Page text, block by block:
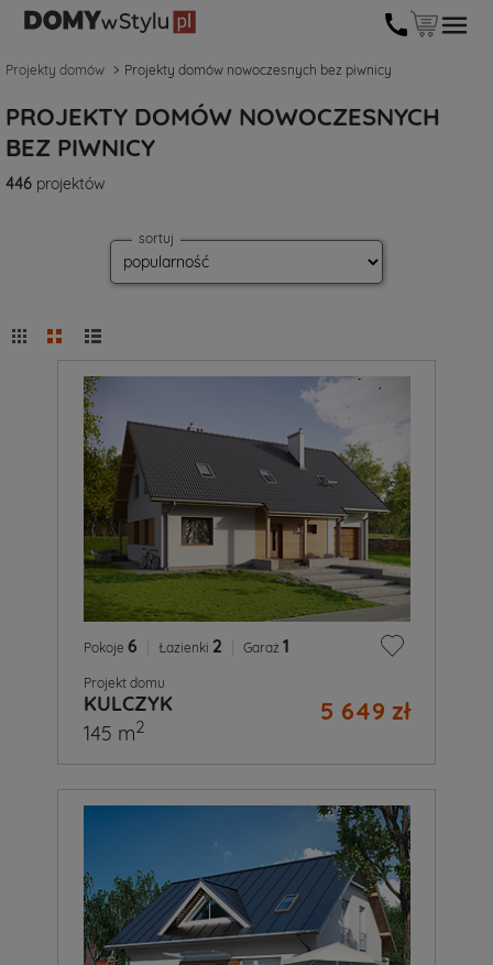
Projekty domów Projekty domów nowoczesnych bez piwnicy
PROJEKTY DOMÓW NOWOCZESNYCH
BEZ PIWNICY
446 projektów
sortuj
Pokoje 6 Łazienki 2 Garaż 1
Projekt domu
KULCZYK 5 649 zł
145 m2